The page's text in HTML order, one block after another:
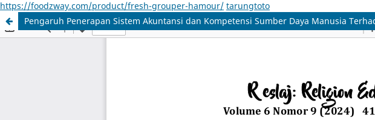
https://foodzway.com/product/fresh-grouper-hamour/ tarungtoto